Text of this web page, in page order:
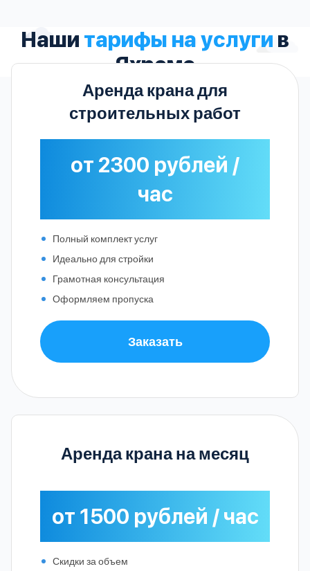
Наши тарифы на услуги в
Яхроме
Аренда крана для
строительных работ
от 2300 рублей /
час
Полный комплект услуг
Идеально для стройки
Грамотная консультация
Оформляем пропуска
Заказать
Аренда крана на месяц
от 1500 рублей / час
Скидки за объем